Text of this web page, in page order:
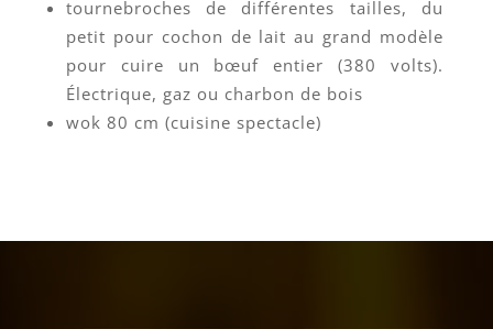
tournebroches de différentes tailles, du
petit pour cochon de lait au grand modèle
pour cuire un bœuf entier (380 volts).
Électrique, gaz ou charbon de bois
wok 80 cm (cuisine spectacle)